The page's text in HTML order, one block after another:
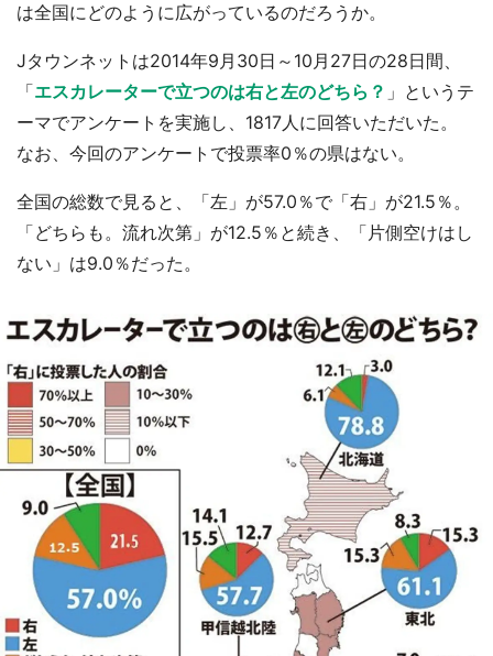
は全国にどのように広がっているのだろうか。
Jタウンネットは2014年9月30日～10月27日の28日間、
「エスカレーターで立つのは右と左のどちら？ 」というテ
ーマでアンケートを実施し、1817人に回答いただいた。
なお、今回のアンケートで投票率0％の県はない。
全国の総数で見ると、「左」が57.0％で「右」が21.5％。
「どちらも。流れ次第」が12.5％と続き、「片側空けはし
ない」は9.0％だった。